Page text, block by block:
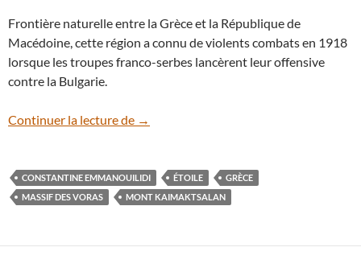
Frontière naturelle entre la Grèce et la République de
Macédoine, cette région a connu de violents combats en 1918
lorsque les troupes franco-serbes lancèrent leur offensive
contre la Bulgarie.
Continuer la lecture de Les étoiles s’éteignent au sommet du
→
CONSTANTINE EMMANOUILIDI ÉTOILE
GRÈCE
MASSIF DES VORAS
MONT KAIMAKTSALAN